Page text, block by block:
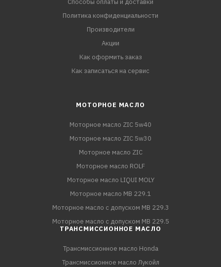
Способы оплаты и доставки
Политика конфиденциальности
Производители
Акции
Как оформить заказ
Как записаться на сервис
МОТОРНОЕ МАСЛО
Моторное масло ZIC 5w40
Моторное масло ZIC 5w30
Моторное масло ZIC
Моторное масло ROLF
Моторное масло LIQUI MOLY
Моторное масло MB 229.1
Моторное масло с допуском MB 229.3
Моторное масло с допуском MB 229.5
ТРАНСМИССИОННОЕ МАСЛО
Трансмиссионное масло Honda
Трансмиссионное масло Лукойл